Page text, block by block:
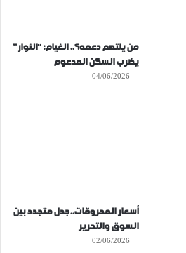
من يلتهم دعمه؟.. الغيام: “النوار”
يضرب السكن المدعوم
04/06/2026
أسعار المحروقات..جدل متجدد بين
السوق والتحرير
02/06/2026